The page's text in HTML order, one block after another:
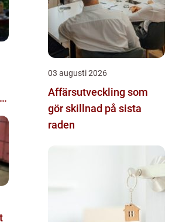
03 augusti 2026
Affärsutveckling som
gör skillnad på sista
raden